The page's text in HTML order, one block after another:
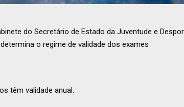
do Secretário de Estado da Juventude e
o regime de validade dos exames
têm validade anual.